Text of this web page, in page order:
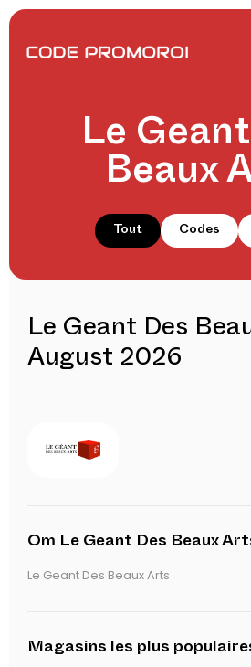
Le
Beaux
Tout Codes
Le Geant Des
August 2026
Om Le Geant Des Beaux
Le Geant Des Beaux Arts
Magasins les plus